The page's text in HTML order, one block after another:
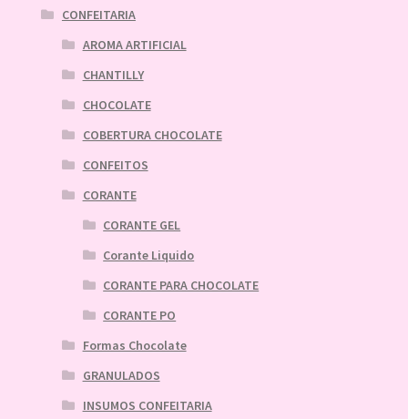
CONFEITARIA
AROMA ARTIFICIAL
CHANTILLY
CHOCOLATE
COBERTURA CHOCOLATE
CONFEITOS
CORANTE
CORANTE GEL
Corante Liquido
CORANTE PARA CHOCOLATE
CORANTE PO
Formas Chocolate
GRANULADOS
INSUMOS CONFEITARIA